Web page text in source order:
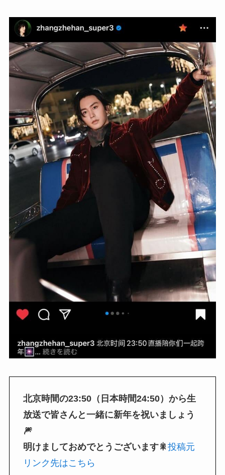
北京時間の23:50（日本時間24:50）から生
放送で皆さんと一緒に新年を祝いましょう
🎆
明けましておめでとうございます🎇投稿元
リンク先はこちら